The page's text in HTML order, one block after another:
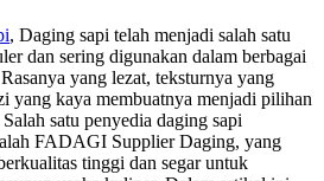
, Daging sapi telah menjadi salah satu
dan sering digunakan dalam berbagai
yang lezat, teksturnya yang
yang kaya membuatnya menjadi pilihan
satu penyedia daging sapi
FADAGI Supplier Daging, yang
tinggi dan segar untuk